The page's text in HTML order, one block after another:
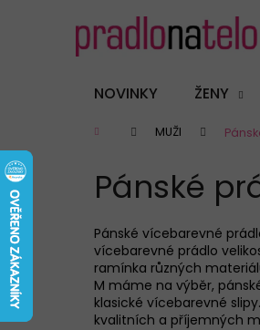
NOVINKY ŽENY
Domů MUŽI
Pánské
Pánské vícebarevné
vícebarevné prádlo
ramínka různých
M máme na výběr,
klasické vícebarevné slipy.
kvalitních a příjemných
Zpět
Zpět